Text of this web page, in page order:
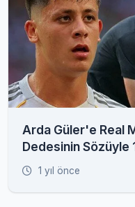
Arda Güler'e Real
Dedesinin Sözüyle
1 yıl önce